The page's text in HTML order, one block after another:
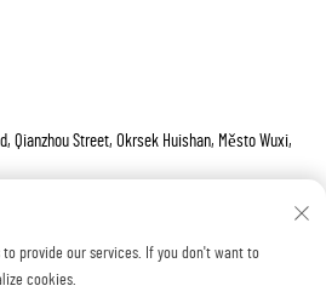
Qianzhou Street, Okrsek Huishan, Město Wuxi,
mai machinery co.,ltd. Všechna práva
provide our services. If you don't want to
cookies.